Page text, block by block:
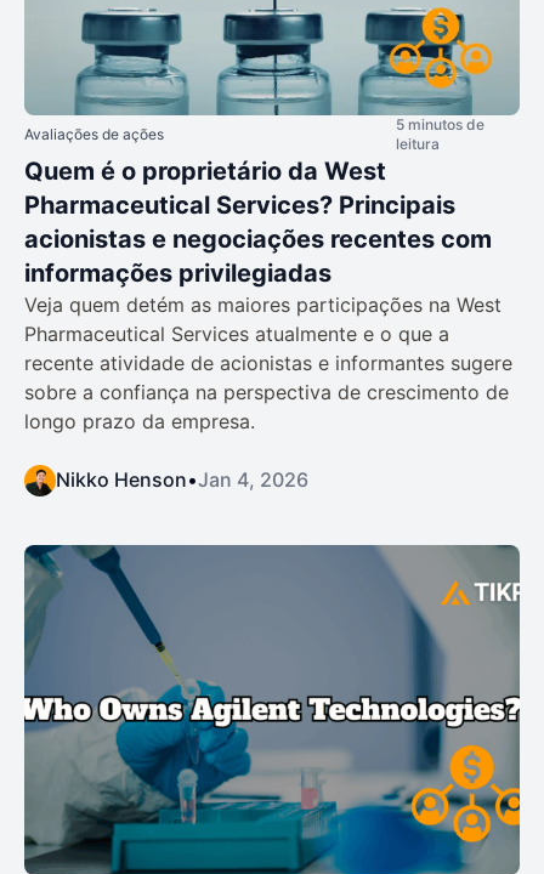
Avaliações de ações
5 minutos de
leitura
Quem é o proprietário da West
Pharmaceutical Services? Principais
acionistas e negociações recentes com
informações privilegiadas
Veja quem detém as maiores participações na West
Pharmaceutical Services atualmente e o que a
recente atividade de acionistas e informantes sugere
sobre a confiança na perspectiva de crescimento de
longo prazo da empresa.
Nikko Henson•Jan 4, 2026